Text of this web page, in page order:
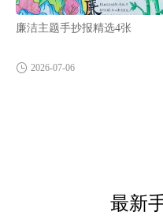
廉洁主题手抄报精选4张
2026-07-06
最新